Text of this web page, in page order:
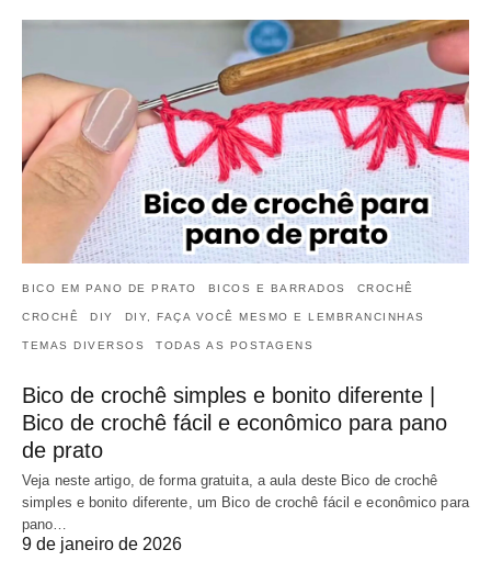
BICO EM PANO DE PRATO BICOS E BARRADOS CROCHÊ
CROCHÊ DIY DIY, FAÇA VOCÊ MESMO E LEMBRANCINHAS
TEMAS DIVERSOS TODAS AS POSTAGENS
Bico de crochê simples e bonito diferente |
Bico de crochê fácil e econômico para pano
de prato
Veja neste artigo, de forma gratuita, a aula deste Bico de crochê
simples e bonito diferente, um Bico de crochê fácil e econômico para
pano…
9 de janeiro de 2026